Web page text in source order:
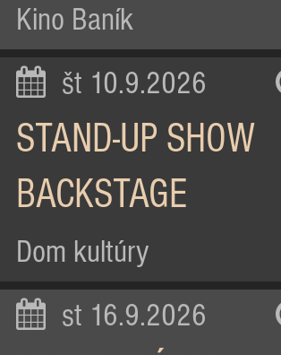
Kino Baník
št 10.9.2026
STAND-UP SHOW
BACKSTAGE
Dom kultúry
st 16.9.2026